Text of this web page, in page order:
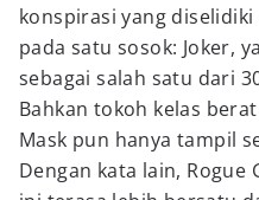
konspirasi yang
pada satu sosok: Joker,
sebagai salah satu dari
Bahkan tokoh kelas
Mask pun hanya tampil
Dengan kata lain, Rogue